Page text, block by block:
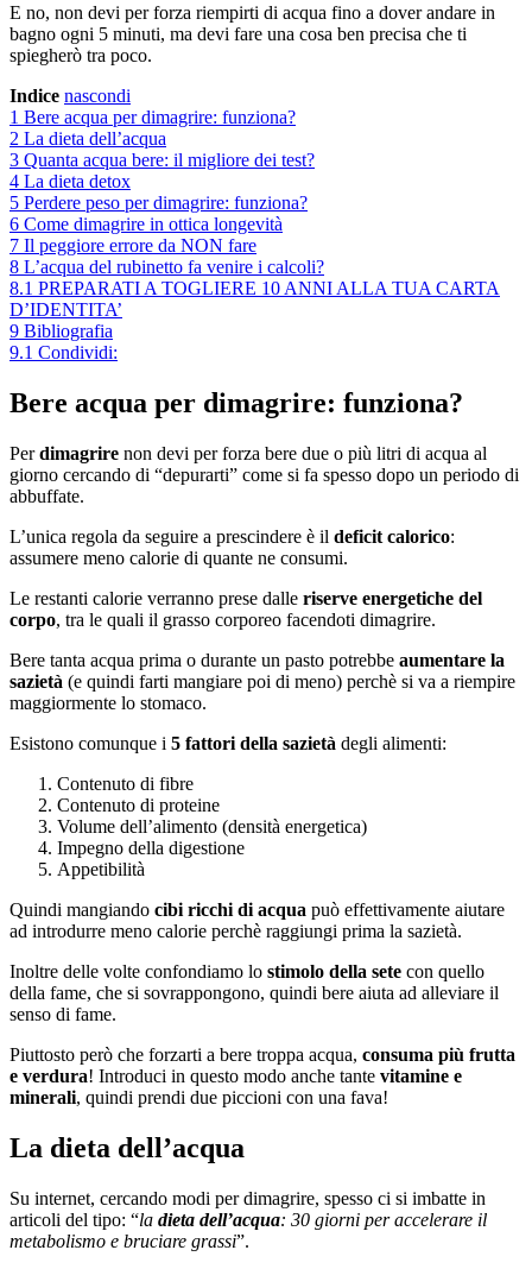
E no, non devi per forza riempirti di acqua fino a dover andare in
bagno ogni 5 minuti, ma devi fare una cosa ben precisa che ti
spiegherò tra poco.
Indice nascondi
1 Bere acqua per dimagrire: funziona?
2 La dieta dell’acqua
3 Quanta acqua bere: il migliore dei test?
4 La dieta detox
5 Perdere peso per dimagrire: funziona?
6 Come dimagrire in ottica longevità
7 Il peggiore errore da NON fare
8 L’acqua del rubinetto fa venire i calcoli?
8.1 PREPARATI A TOGLIERE 10 ANNI ALLA TUA CARTA
D’IDENTITA’
9 Bibliografia
9.1 Condividi:
Bere acqua per dimagrire: funziona?
Perdimagrire non devi per forza bere due o più litri di acqua al
giorno cercando di “depurarti” come si fa spesso dopo un periodo di
abbuffate.
L’unica regola da seguire a prescindere è il deficit calorico:
assumere meno calorie di quante ne consumi.
Le restanti calorie verranno prese dalle riserve energetiche del
corpo, tra le quali il grasso corporeo facendoti dimagrire.
Bere tanta acqua prima o durante un pasto potrebbe aumentare la
sazietà (e quindi farti mangiare poi di meno) perchè si va a riempire
maggiormente lo stomaco.
Esistono comunque i 5 fattori della sazietà degli alimenti:
Contenuto di fibre
Contenuto di proteine
Volume dell’alimento (densità energetica)
Impegno della digestione
Appetibilità
Quindi mangiando cibi ricchi di acqua può effettivamente aiutare
ad introdurre meno calorie perchè raggiungi prima la sazietà.
Inoltre delle volte confondiamo lo stimolo della sete con quello
della fame, che si sovrappongono, quindi bere aiuta ad alleviare il
senso di fame.
Piuttosto però che forzarti a bere troppa acqua, consuma più frutta
e verdura! Introduci in questo modo anche tante vitamine e
minerali, quindi prendi due piccioni con una fava!
La dieta dell’acqua
Su internet, cercando modi per dimagrire, spesso ci si imbatte in
articoli del tipo: “la dieta dell’acqua: 30 giorni per accelerare il
metabolismo e bruciare grassi”.